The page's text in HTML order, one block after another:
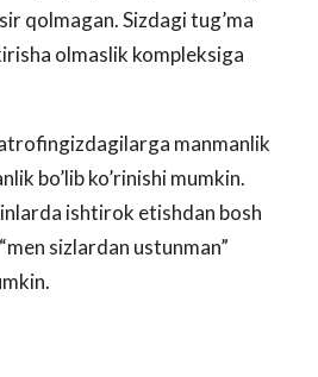
qolmagan. Sizdagi tug’ma
olmaslik kompleksiga
manmanlik
bo’lib ko’rinishi mumkin.
ishtirok etishdan bosh
sizlardan ustunman”